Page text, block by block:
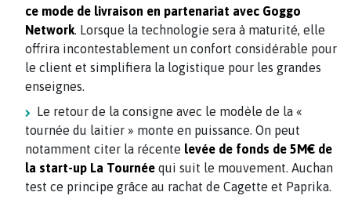
ce mode de livraison en partenariat avec Goggo
Network. Lorsque la technologie sera à maturité, elle
offrira incontestablement un confort considérable pour
le client et simplifiera la logistique pour les grandes
enseignes.
Le retour de la consigne avec le modèle de la «
tournée du laitier » monte en puissance. On peut
notamment citer la récente levée de fonds de 5M€ de
la start-up La Tournée qui suit le mouvement. Auchan
test ce principe grâce au rachat de Cagette et Paprika.